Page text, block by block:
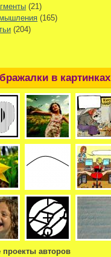
(21)
(165)
(204)
в картинках
проекты авторов